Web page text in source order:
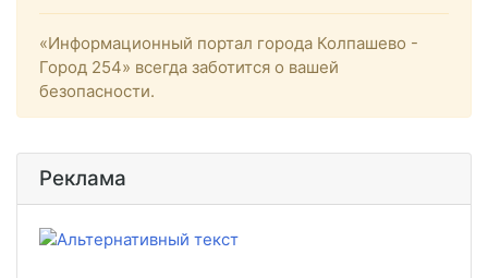
«Информационный портал города Колпашево -
Город 254» всегда заботится о вашей
безопасности.
Реклама